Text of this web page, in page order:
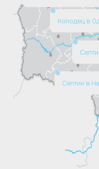
Колодец в
Септик в